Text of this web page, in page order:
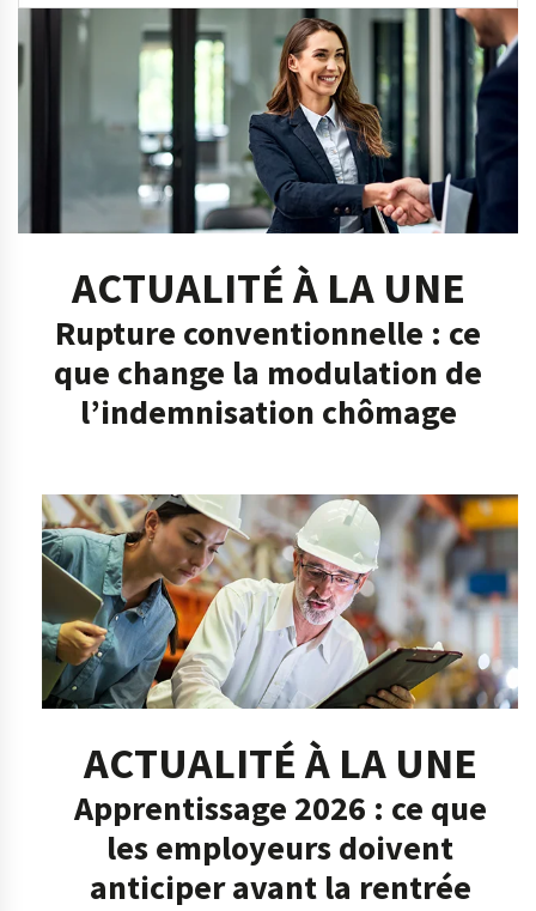
ACTUALITÉ À LA UNE
Rupture conventionnelle : ce
que change la modulation de
l’indemnisation chômage
ACTUALITÉ À LA UNE
Apprentissage 2026 : ce que
les employeurs doivent
anticiper avant la rentrée